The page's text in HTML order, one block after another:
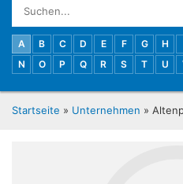
A B C D E F G H
N
O P Q R S T U
Startseite » Unternehmen »